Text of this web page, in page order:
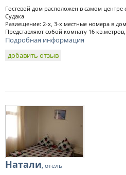
Гостевой дом расположен в самом центре
Судака
Разиещение: 2-х, 3-х местные номера в
Представляют собой комнату 16
Подробная информация
добавить отзыв
Натали, отель